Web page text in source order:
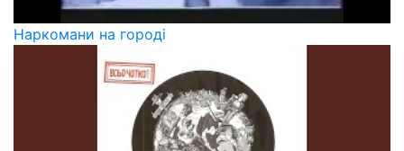
Наркомани на городі